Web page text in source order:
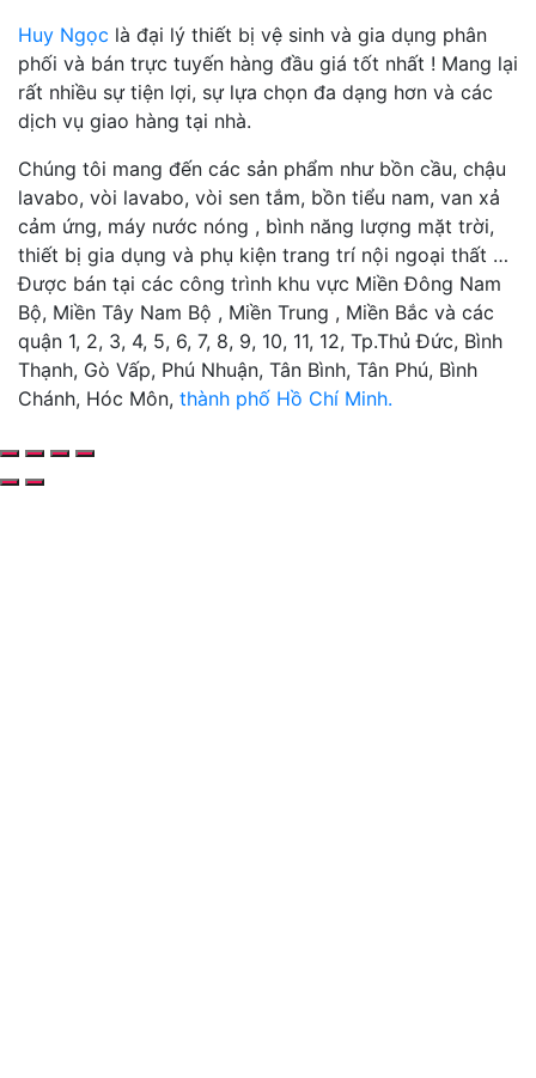
Huy Ngọc là đại lý thiết bị vệ sinh và gia dụng phân
phối và bán trực tuyến hàng đầu giá tốt nhất ! Mang lại
rất nhiều sự tiện lợi, sự lựa chọn đa dạng hơn và các
dịch vụ giao hàng tại nhà.
Chúng tôi mang đến các sản phẩm như bồn cầu, chậu
lavabo, vòi lavabo, vòi sen tắm, bồn tiểu nam, van xả
cảm ứng, máy nước nóng , bình năng lượng mặt trời,
thiết bị gia dụng và phụ kiện trang trí nội ngoại thất …
Được bán tại các công trình khu vực Miền Đông Nam
Bộ, Miền Tây Nam Bộ , Miền Trung , Miền Bắc và các
quận 1, 2, 3, 4, 5, 6, 7, 8, 9, 10, 11, 12, Tp.Thủ Đức, Bình
Thạnh, Gò Vấp, Phú Nhuận, Tân Bình, Tân Phú, Bình
Chánh, Hóc Môn, thành phố Hồ Chí Minh.